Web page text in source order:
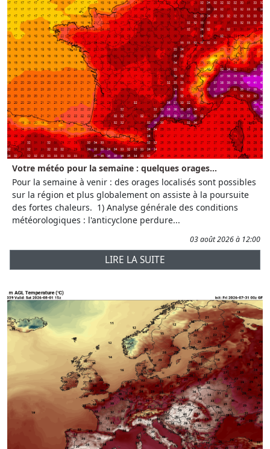
Votre météo pour la semaine : quelques orages...
Pour la semaine à venir : des orages localisés sont possibles
sur la région et plus globalement on assiste à la poursuite
des fortes chaleurs. 1) Analyse générale des conditions
météorologiques : l'anticyclone perdure...
03 août 2026 à 12:00
LIRE LA SUITE